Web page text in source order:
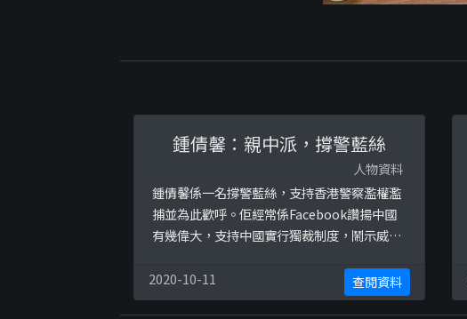
鍾倩馨：親中派，撐警藍絲
人物資料
鍾倩馨係一名撐警藍絲，支持香港警察濫權濫
捕並為此歡呼。佢經常係Facebook讚揚中國
有幾偉大，支持中國實行獨裁制度，鬧示威者
察暴力千倍，寧願同情死物。以下係佢係
Facebook發表嘅言論：
2020-10-11 查閱資料